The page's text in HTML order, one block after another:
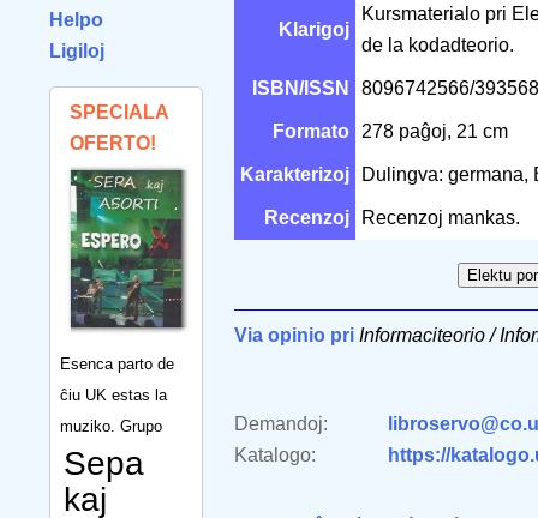
Helpo
Ligiloj
SPECIALA
OFERTO!
Esenca parto de
ĉiu UK estas la
muziko. Grupo
Sepa
kaj
Klarigoj
Kursmaterialo pri
de la kodadteorio.
ISBN/ISSN 8096742566/
Formato 278 paĝoj, 21 cm
Karakterizoj Dulingva: germana,
Recenzoj Recenzoj mankas.
Via opinio pri Informaciteorio /
Demandoj:
Katalogo:
https://